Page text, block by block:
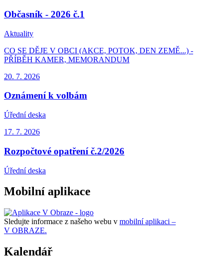
Občasník - 2026 č.1
Aktuality
CO SE DĚJE V OBCI (AKCE, POTOK, DEN ZEMĚ...) -
PŘÍBĚH KAMER, MEMORANDUM
20. 7. 2026
Oznámení k volbám
Úřední deska
17. 7. 2026
Rozpočtové opatření č.2/2026
Úřední deska
Mobilní aplikace
Sledujte informace z našeho webu v mobilní aplikaci –
V OBRAZE.
Kalendář